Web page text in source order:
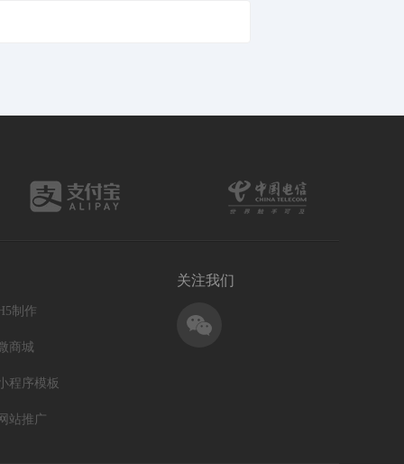
制作
商城
程序模板
站推广
关注我们